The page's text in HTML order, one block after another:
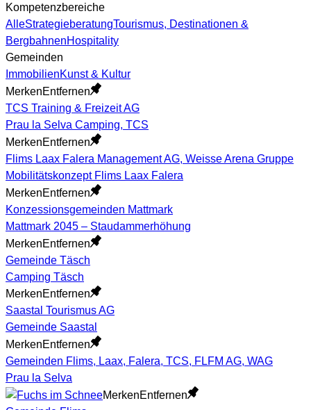
Kompetenzbereiche
AlleStrategieberatungTourismus, Destinationen &
BergbahnenHospitality
Gemeinden
ImmobilienKunst & Kultur
MerkenEntfernen
TCS Training & Freizeit AG
Prau la Selva Camping, TCS
MerkenEntfernen
Flims Laax Falera Management AG, Weisse Arena Gruppe
Mobilitätskonzept Flims Laax Falera
MerkenEntfernen
Konzessionsgemeinden Mattmark
Mattmark 2045 – Staudammerhöhung
MerkenEntfernen
Gemeinde Täsch
Camping Täsch
MerkenEntfernen
Saastal Tourismus AG
Gemeinde Saastal
MerkenEntfernen
Gemeinden Flims, Laax, Falera, TCS, FLFM AG, WAG
Prau la Selva
MerkenEntfernen